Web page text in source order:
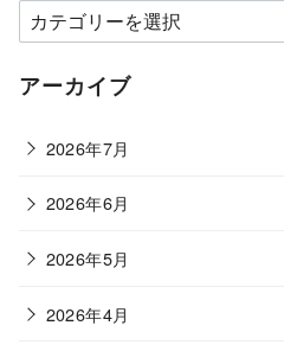
カ
テ
ゴ
ー
アーカイブ
2026年7月
2026年6月
2026年5月
2026年4月